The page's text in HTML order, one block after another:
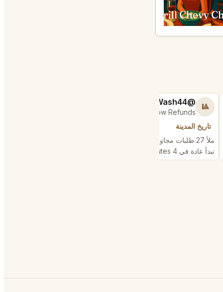
🎱
@PerceptiveWash44
$400k+ in Sales Low Refunds
تاريخ المدينة
ملأ 27 طلبات مجاورة
تبدأ عادة في 4 minutes